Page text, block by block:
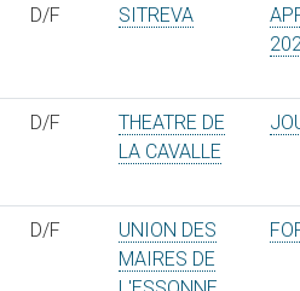
D/F SITREVA
D/F
THEATRE DE
LA CAVALLE
D/F
UNION DES
MAIRES DE